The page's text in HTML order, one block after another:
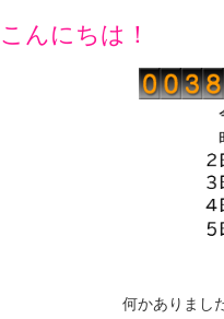
こんにちは！
何かありまし